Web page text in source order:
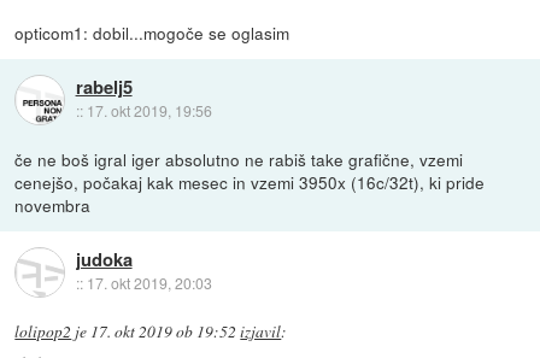
opticom1: dobil...mogoče se oglasim
rabelj5
:: 17. okt 2019, 19:56
če ne boš igral iger absolutno ne rabiš take grafične, vzemi
cenejšo, počakaj kak mesec in vzemi 3950x (16c/32t), ki pride
novembra
judoka
:: 17. okt 2019, 20:03
lolipop2 je 17. okt 2019 ob 19:52 izjavil: